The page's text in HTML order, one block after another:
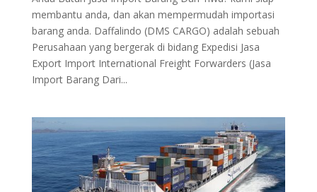
membantu anda, dan akan mempermudah importasi
barang anda. Daffalindo (DMS CARGO) adalah sebuah
Perusahaan yang bergerak di bidang Expedisi Jasa
Export Import International Freight Forwarders (Jasa
Import Barang Dari...